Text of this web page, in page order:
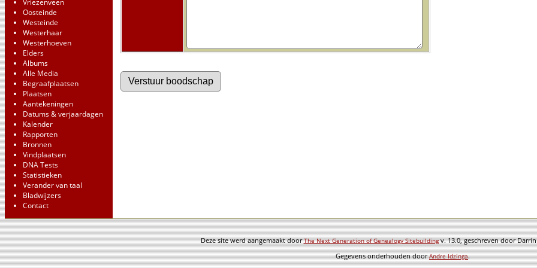
Vriezenveen
Oosteinde
Westeinde
Westerhaar
Westerhoeven
Elders
Albums
Alle Media
Begraafplaatsen
Plaatsen
Aantekeningen
Datums & verjaardagen
Kalender
Rapporten
Bronnen
Vindplaatsen
DNA Tests
Statistieken
Verander van taal
Bladwijzers
Contact
Deze site werd aangemaakt doorThe Next Generation of Genealogy Sitebuildingv. 13.0, geschreven door
Gegevens onderhouden doorAndre Idzinga.